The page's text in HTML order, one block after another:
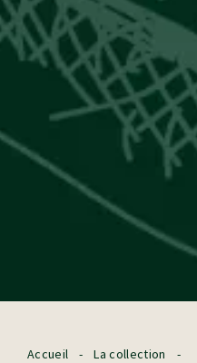
Accueil - La collection -